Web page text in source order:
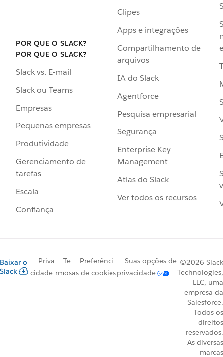
POR QUE O SLACK?
POR QUE O SLACK?
Slack vs. E-mail
Slack ou Teams
Empresas
Pequenas empresas
Produtividade
Gerenciamento de
tarefas
Escala
Confiança
Clipes
Apps e integrações
Compartilhamento de
arquivos
IA do Slack
Agentforce
Pesquisa empresarial
Segurança
Enterprise Key
Management
Atlas do Slack
Ver todos os recursos
Baixar o
Slack
Priva
cidade
Te
rmos
Preferênci
as de cookies
Suas opções de
privacidade
©2026 Slack
Technologies,
LLC, uma
empresa da
Salesforce.
Todos os
direitos
reservados.
As diversas
marcas